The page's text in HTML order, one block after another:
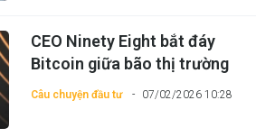
Câu chuyện đầu tư 07/02/2026 10:28
CEO Ninety Eight bắt đáy
Bitcoin giữa bão thị trường